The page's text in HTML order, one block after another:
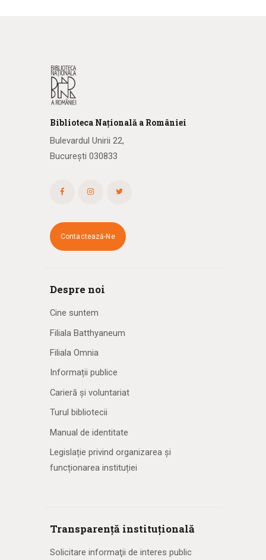
Biblioteca Națională a României
Bulevardul Unirii 22,
București 030833
Contactează-Ne
Despre noi
Cine suntem
Filiala Batthyaneum
Filiala Omnia
Informații publice
Carieră și voluntariat
Turul bibliotecii
Manual de identitate
Legislație privind organizarea și
funcționarea instituției
Transparență instituțională
Solicitare informaţii de interes public